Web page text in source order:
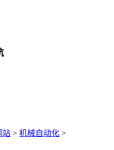
站 > 机械自动化 >